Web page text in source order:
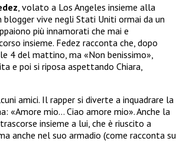
, volato a Los Angeles insieme alla
blogger vive negli Stati Uniti ormai da un
più innamorati che mai e
insieme. Fedez racconta che, dopo
4 del mattino, ma «Non benissimo»,
e poi si riposa aspettando Chiara,
amici. Il rapper si diverte a inquadrare la
«Amore mio… Ciao amore mio». Anche la
insieme a lui, che è riuscito a
anche nel suo armadio (come racconta su